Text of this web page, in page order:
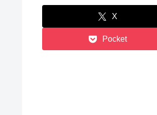
X
Pocket